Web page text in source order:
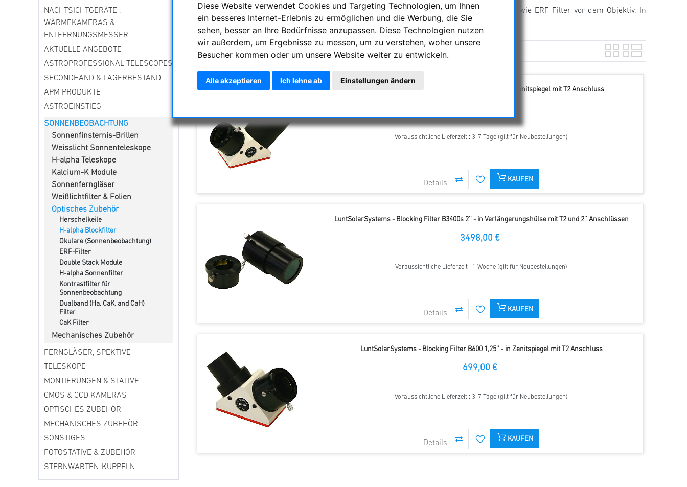
Diese Website verwendet Cookies und Targeting Technologien, um Ihnen
ein besseres Internet-Erlebnis zu ermöglichen und die Werbung, die Sie
sehen, besser an Ihre Bedürfnisse anzupassen. Diese Technologien nutzen
wir außerdem, um Ergebnisse zu messen, um zu verstehen, woher unsere
Besucher kommen oder um unsere Website weiter zu entwickeln.
Alle akzeptieren Ich lehne ab Einstellungen ändern
NACHTSICHTGERÄTE ,
WÄRMEKAMERAS &
ENTFERNUNGSMESSER
AKTUELLE ANGEBOTE
ASTROPROFESSIONAL TELESCOPES
SECONDHAND & LAGERBESTAND
APM PRODUKTE
ASTROEINSTIEG
SONNENBEOBACHTUNG
Sonnenfinsternis-Brillen
Weisslicht Sonnenteleskope
H-alpha Teleskope
Kalcium-K Module
Sonnenferngläser
Weißlichtfilter & Folien
Optisches Zubehör
Herschelkeile
H-alpha Blockfilter
Okulare (Sonnenbeobachtung)
ERF-Filter
Double Stack Module
H-alpha Sonnenfilter
Kontrastfilter für
Sonnenbeobachtung
Dualband (Ha, CaK, and CaH)
Filter
CaK Filter
Mechanisches Zubehör
FERNGLÄSER, SPEKTIVE
TELESKOPE
MONTIERUNGEN & STATIVE
CMOS & CCD KAMERAS
OPTISCHES ZUBEHÖR
MECHANISCHES ZUBEHÖR
SONSTIGES
FOTOSTATIVE & ZUBEHÖR
STERNWARTEN-KUPPELN
Blockfilter werden hinter der Primäroptik eingesetzt und bieten die selbe Schutzwirkung wie ERF Filter vor dem Objektiv. In
verschiedenen Konfigurationen sind sie unerlässlich für eine sichere Beobachtung.
Sortierung Anzahl
LuntSolarSystems - Blocking Filter B1200 1,25'' - in Zenitspiegel mit T2 Anschluss
Voraussichtliche Lieferzeit : 3-7 Tage (gilt für Neubestellungen)
KAUFEN
LuntSolarSystems - Blocking Filter B3400s 2'' - in Verlängerungshülse mit T2 und 2'' Anschlüssen
3498,00 €
Voraussichtliche Lieferzeit : 1 Woche (gilt für Neubestellungen)
KAUFEN
LuntSolarSystems - Blocking Filter B600 1,25'' - in Zenitspiegel mit T2 Anschluss
699,00 €
Voraussichtliche Lieferzeit : 3-7 Tage (gilt für Neubestellungen)
KAUFEN